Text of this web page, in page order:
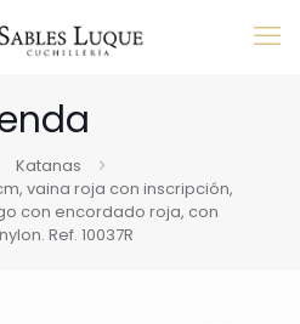
Katanas
vaina roja con inscripción,
con encordado roja, con
Ref. 10037R